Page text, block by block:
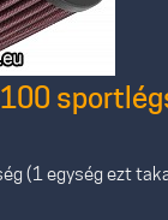
(1 egység ezt